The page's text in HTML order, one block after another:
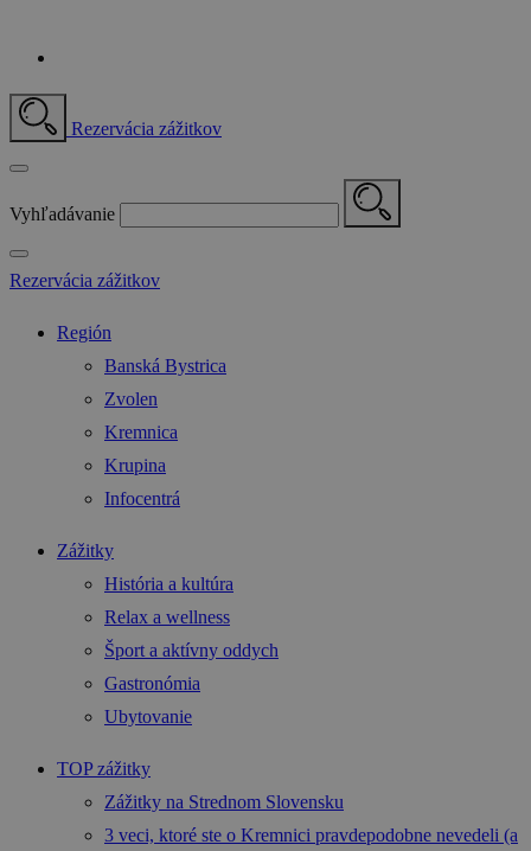
Rezervácia zážitkov
Vyhľadávanie
Rezervácia zážitkov
Región
Banská Bystrica
Zvolen
Kremnica
Krupina
Infocentrá
Zážitky
História a kultúra
Relax a wellness
Šport a aktívny oddych
Gastronómia
Ubytovanie
TOP zážitky
Zážitky na Strednom Slovensku
3 veci, ktoré ste o Kremnici pravdepodobne nevedeli (a